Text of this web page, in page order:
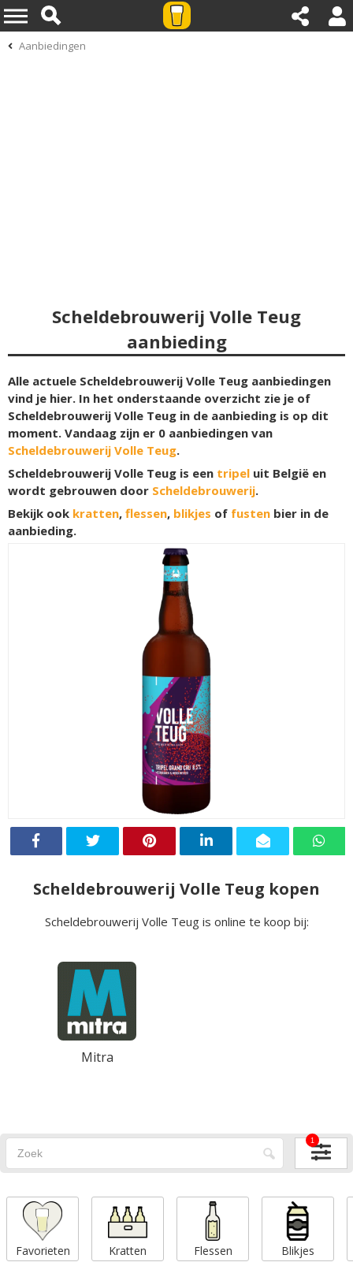
Aanbiedingen
Scheldebrouwerij Volle Teug
aanbieding
Alle actuele Scheldebrouwerij Volle Teug aanbiedingen
vind je hier. In het onderstaande overzicht zie je of
Scheldebrouwerij Volle Teug in de aanbieding is op dit
moment. Vandaag zijn er 0 aanbiedingen van
Scheldebrouwerij Volle Teug.
Scheldebrouwerij Volle Teug is een tripel uit België en
wordt gebrouwen door Scheldebrouwerij.
Bekijk ook kratten, flessen, blikjes of fusten bier in de
aanbieding.
Scheldebrouwerij Volle Teug kopen
Scheldebrouwerij Volle Teug is online te koop bij:
Mitra
1
Favorieten Kratten Flessen Blikjes